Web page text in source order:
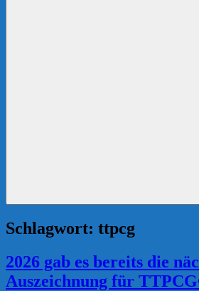
Schlagwort: ttpcg
2026 gab es bereits die
Auszeichnung für